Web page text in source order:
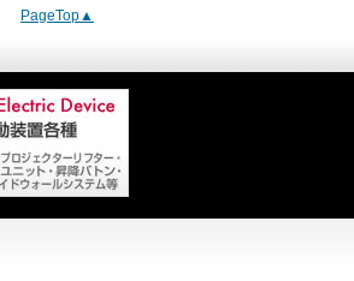
PageTop▲